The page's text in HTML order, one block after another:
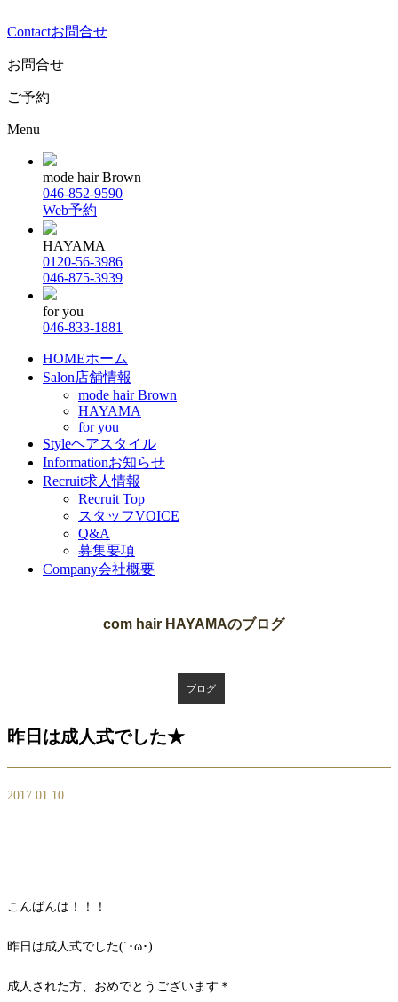
Contactお問合せ
お問合せ
ご予約
Menu
mode hair Brown
046-852-9590
Web予約
HAYAMA
0120-56-3986
046-875-3939
for you
046-833-1881
HOMEホーム
Salon店舗情報
mode hair Brown
HAYAMA
for you
Styleヘアスタイル
Informationお知らせ
Recruit求人情報
Recruit Top
スタッフVOICE
Q&A
募集要項
Company会社概要
com hair HAYAMAのブログ
ブログ
昨日は成人式でした★
2017.01.10
こんばんは！！！
昨日は成人式でした(´･ω･)
成人された方、おめでとうございます＊